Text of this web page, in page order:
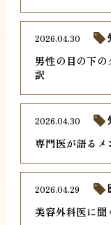
男性の目の下
訳
2026.04.30
専門医が語るメ
2026.04.30
美容外科医に聞
2026.04.29